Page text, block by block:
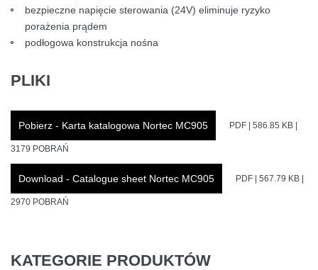
bezpieczne napięcie sterowania (24V) eliminuje ryzyko
porażenia prądem
podłogowa konstrukcja nośna
PLIKI
Pobierz - Karta katalogowa Nortec MC905 PDF | 586.85 KB |
3179 POBRAŃ
Download - Catalogue sheet Nortec MC905 PDF | 567.79 KB |
2970 POBRAŃ
KATEGORIE PRODUKTÓW